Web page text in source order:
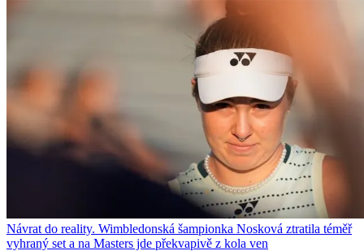
Návrat do reality. Wimbledonská šampionka Nosková ztratila téměř
vyhraný set a na Masters jde překvapivě z kola ven